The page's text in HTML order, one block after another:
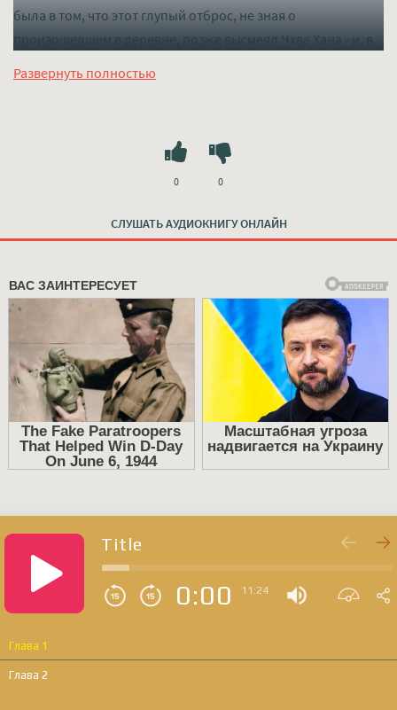
была в том, что этот глупый отброс, не зная о
произошедшем в деревне, позже высмеял Чхве Хана - и, в
Слушать mp3 (мп3) аудиокнигу "Отброс из семьи графа -
Yoo Ryeo Han" в хорошем качестве полностью бесплатно
Развернуть полностью
СЛУШАТЬ АУДИОКНИГУ ОНЛАЙН
0 0
Title
0:00 11:24
Глава 1
Глава 2